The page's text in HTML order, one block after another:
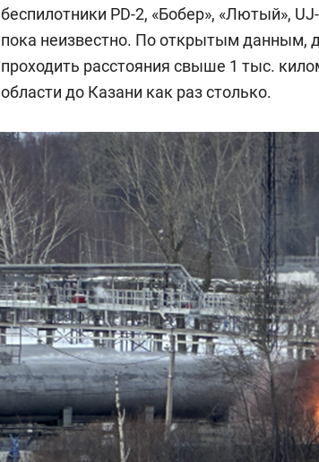
беспилотники PD-2, «Бобер», «Лютый»,
пока неизвестно. По открытым данным,
проходить расстояния свыше 1 тыс.
области до Казани как раз столько.